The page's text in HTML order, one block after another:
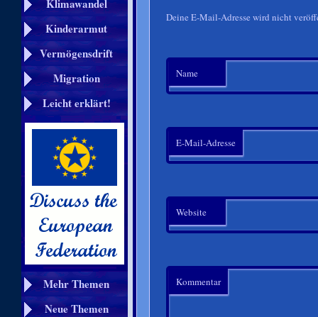
Klimawandel
Kinderarmut
Vermögensdrift
Migration
Leicht erklärt!
Mehr Themen
Neue Themen
Deine E-Mail-Adresse wird nicht
Name
E-Mail-Adresse
Website
Kommentar